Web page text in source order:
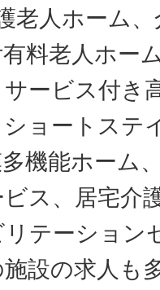
老人ホーム
料老人ホー
ービス付き
ョートステ
機能ホーム
ス、居宅介
テーション
施設の求人も